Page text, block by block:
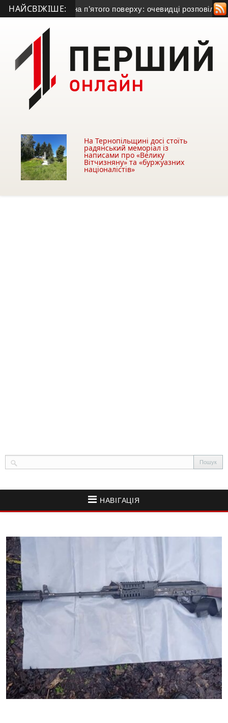
НАЙСВІЖІШЕ:
випав із вікна п’ятого поверху: очевидці розповіли, що
На Тернопільщині досі стоїть
радянський меморіал із
написами про «Велику
Вітчизняну» та «буржуазних
націоналістів»
НАВІГАЦІЯ